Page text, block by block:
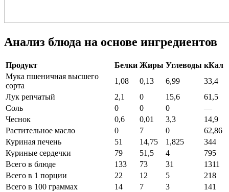
Анализ блюда на основе ингредиентов
Продукт Белки Жиры Углеводы кКал
Мука пшеничная высшего
сорта
1,08 0,13 6,99
33,4
Лук репчатый
2,1 0 15,6
61,5
Соль
0 0 0
—
Чеснок
0,6 0,01 3,3
14,9
Растительное масло
0 7 0
62,86
Куриная печень
51 14,75 1,825
344
Куриные сердечки
79 51,5 4
795
Всего в блюде
133 73 31
1311
Всего в 1 порции
22 12 5
218
Всего в 100 граммах
14 7 3 141